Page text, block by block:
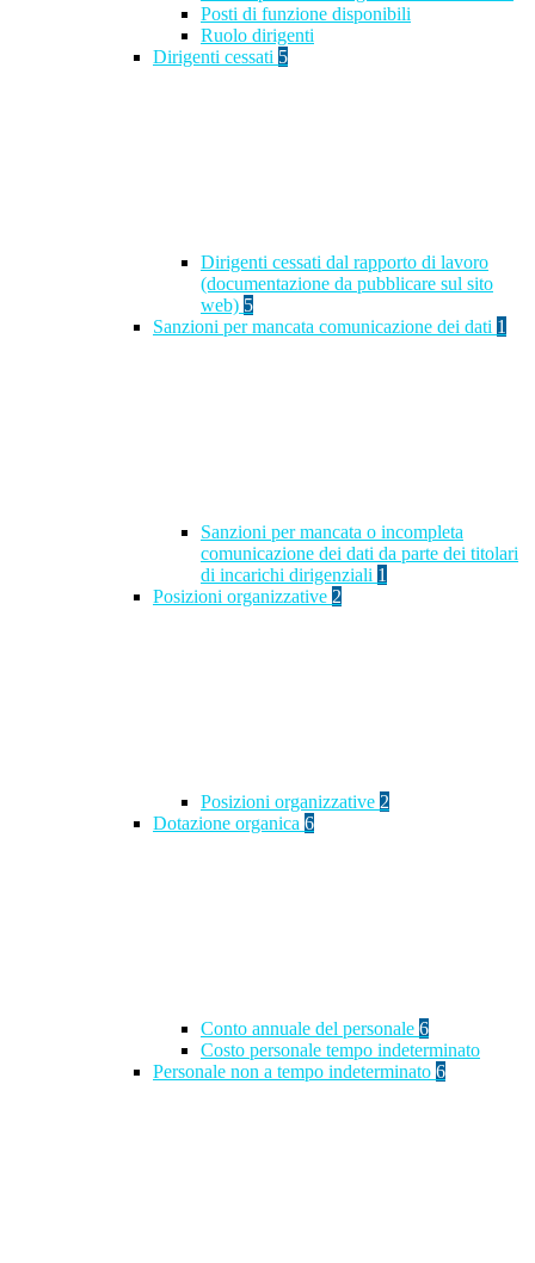
Posti di funzione disponibili
Ruolo dirigenti
Dirigenti cessati 5
Dirigenti cessati dal rapporto di lavoro
(documentazione da pubblicare sul sito
web) 5
Sanzioni per mancata comunicazione dei dati 1
Sanzioni per mancata o incompleta
comunicazione dei dati da parte dei titolari
di incarichi dirigenziali 1
Posizioni organizzative 2
Posizioni organizzative 2
Dotazione organica 6
Conto annuale del personale 6
Costo personale tempo indeterminato
Personale non a tempo indeterminato 6